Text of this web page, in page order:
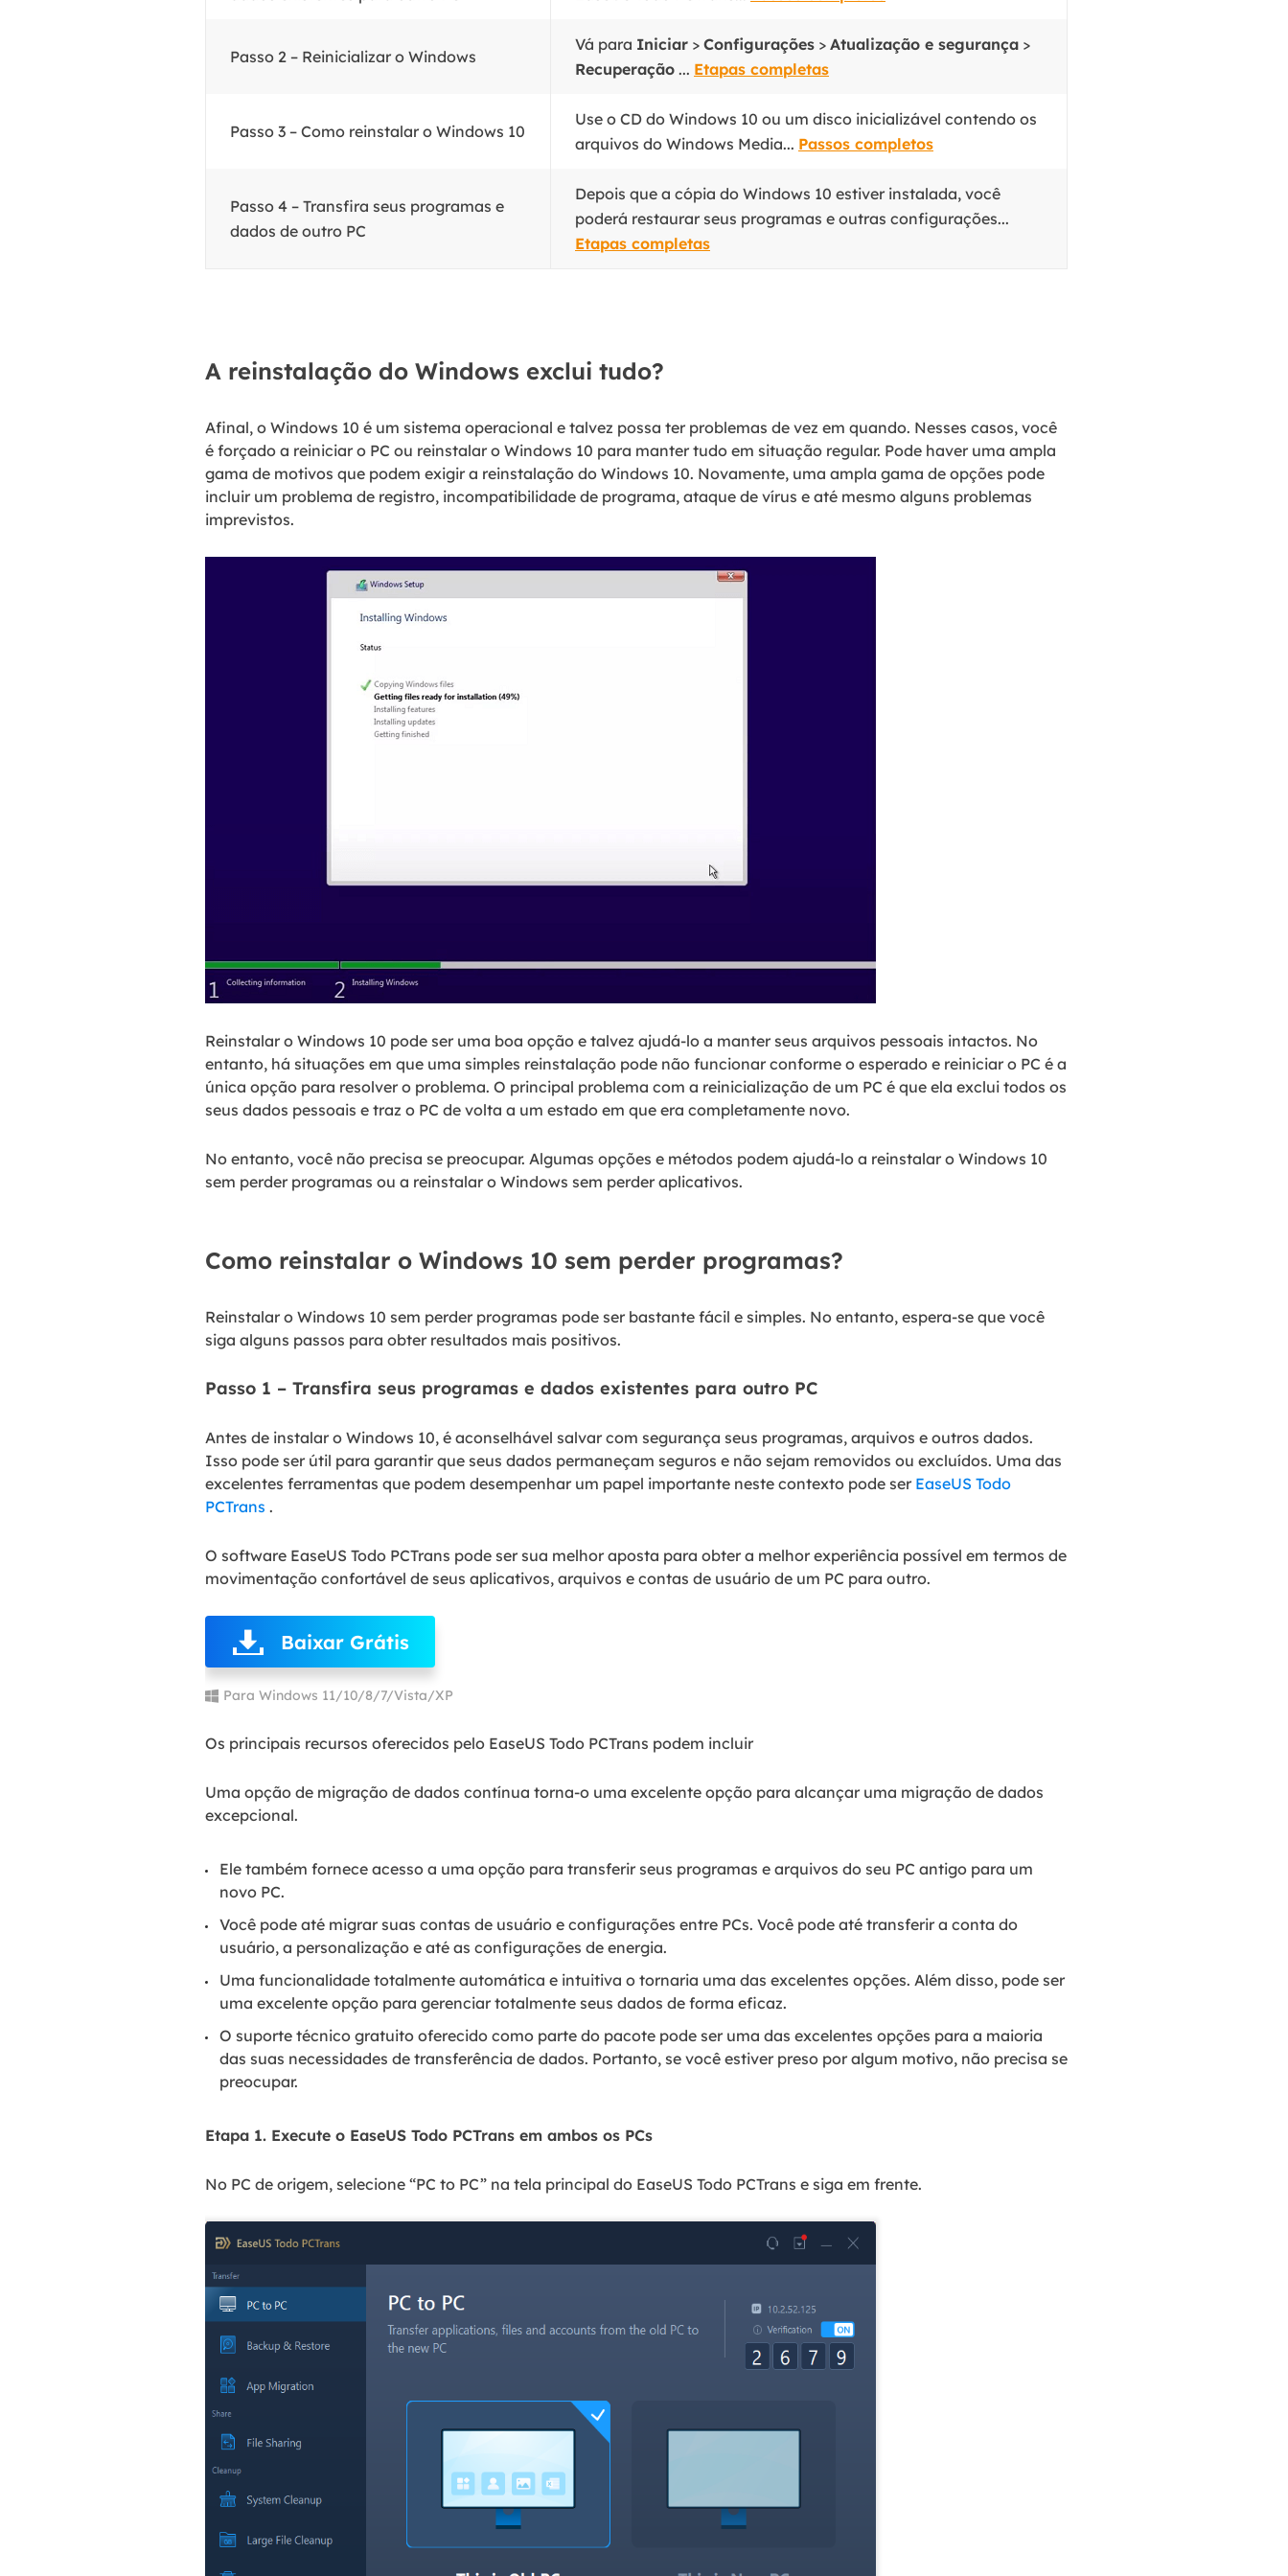
Passo 2 – Reinicializar o Windows
Vá para Iniciar > Configurações > Atualização e segurança >
Recuperação ... Etapas completas
Passo 3 – Como reinstalar o Windows 10
Use o CD do Windows 10 ou um disco inicializável contendo os
arquivos do Windows Media... Passos completos
Passo 4 – Transfira seus programas e
dados de outro PC
Depois que a cópia do Windows 10 estiver instalada, você
poderá restaurar seus programas e outras configurações...
Etapas completas
A reinstalação do Windows exclui tudo?
Afinal, o Windows 10 é um sistema operacional e talvez possa ter problemas de vez em quando. Nesses casos, você
é forçado a reiniciar o PC ou reinstalar o Windows 10 para manter tudo em situação regular. Pode haver uma ampla
gama de motivos que podem exigir a reinstalação do Windows 10. Novamente, uma ampla gama de opções pode
incluir um problema de registro, incompatibilidade de programa, ataque de vírus e até mesmo alguns problemas
imprevistos.
Reinstalar o Windows 10 pode ser uma boa opção e talvez ajudá-lo a manter seus arquivos pessoais intactos. No
entanto, há situações em que uma simples reinstalação pode não funcionar conforme o esperado e reiniciar o PC é a
única opção para resolver o problema. O principal problema com a reinicialização de um PC é que ela exclui todos os
seus dados pessoais e traz o PC de volta a um estado em que era completamente novo.
No entanto, você não precisa se preocupar. Algumas opções e métodos podem ajudá-lo a reinstalar o Windows 10
sem perder programas ou a reinstalar o Windows sem perder aplicativos.
Como reinstalar o Windows 10 sem perder programas?
Reinstalar o Windows 10 sem perder programas pode ser bastante fácil e simples. No entanto, espera-se que você
siga alguns passos para obter resultados mais positivos.
Passo 1 – Transfira seus programas e dados existentes para outro PC
Antes de instalar o Windows 10, é aconselhável salvar com segurança seus programas, arquivos e outros dados.
Isso pode ser útil para garantir que seus dados permaneçam seguros e não sejam removidos ou excluídos. Uma das
excelentes ferramentas que podem desempenhar um papel importante neste contexto pode ser EaseUS Todo
PCTrans .
O software EaseUS Todo PCTrans pode ser sua melhor aposta para obter a melhor experiência possível em termos de
movimentação confortável de seus aplicativos, arquivos e contas de usuário de um PC para outro.
Baixar Grátis
Para Windows 11/10/8/7/Vista/XP
Os principais recursos oferecidos pelo EaseUS Todo PCTrans podem incluir
Uma opção de migração de dados contínua torna-o uma excelente opção para alcançar uma migração de dados
excepcional.
Ele também fornece acesso a uma opção para transferir seus programas e arquivos do seu PC antigo para um
novo PC.
Você pode até migrar suas contas de usuário e configurações entre PCs. Você pode até transferir a conta do
usuário, a personalização e até as configurações de energia.
Uma funcionalidade totalmente automática e intuitiva o tornaria uma das excelentes opções. Além disso, pode ser
uma excelente opção para gerenciar totalmente seus dados de forma eficaz.
O suporte técnico gratuito oferecido como parte do pacote pode ser uma das excelentes opções para a maioria
das suas necessidades de transferência de dados. Portanto, se você estiver preso por algum motivo, não precisa se
preocupar.
Etapa 1. Execute o EaseUS Todo PCTrans em ambos os PCs
No PC de origem, selecione “PC to PC” na tela principal do EaseUS Todo PCTrans e siga em frente.